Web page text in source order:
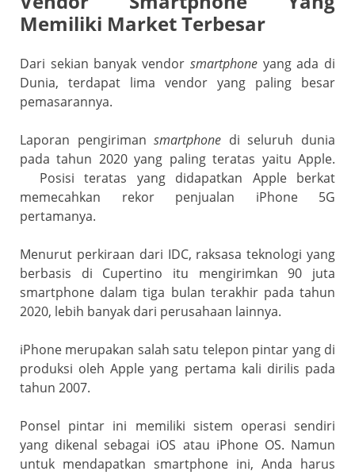
Memiliki Market Terbesar
Dari sekian banyak vendor smartphoneyang ada di
Dunia, terdapat lima vendor yang paling besar
pemasarannya.
Laporan pengirimansmartphone di seluruh dunia
pada tahun 2020 yang paling teratas yaitu Apple.
Posisi teratas yang didapatkan Apple berkat
memecahkan rekor penjualan iPhone 5G
pertamanya.
Menurut perkiraan dari IDC, raksasa teknologi yang
berbasis di Cupertino itu mengirimkan 90 juta
smartphone dalam tiga bulan terakhir pada tahun
2020, lebih banyak dari perusahaan lainnya.
iPhone merupakan salah satu telepon pintar yang di
produksi oleh Apple yang pertama kali dirilis pada
tahun 2007.
Ponsel pintar ini memiliki sistem operasi sendiri
yang dikenal sebagai iOS atau iPhone OS. Namun
untuk mendapatkan smartphone ini, Anda harus